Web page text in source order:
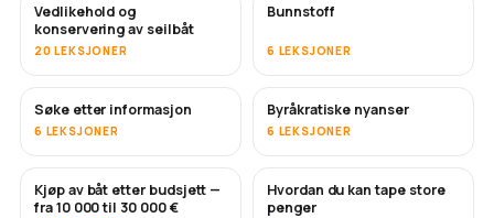
Vedlikehold og
konservering av seilbåt
20 LEKSJONER
SNART
Bunnstoff
6 LEKSJONER
Søke etter informasjon
6 LEKSJONER
Byråkratiske nyanser
6 LEKSJONER
SNART
Kjøp av båt etter budsjett —
fra 10 000 til 30 000 €
SNART
Hvordan du kan tape store
penger